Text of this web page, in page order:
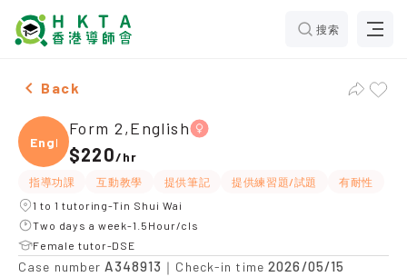
搜索
Female Form 2,English，Tin Shui Wai Tuition
Back
Engli
Form 2,English
$220/hr
指導功課 互動教學 提供筆記 提供練習題/試題
有耐性
1 to 1 tutoring-Tin Shui Wai
Two days a week-1.5Hour/cls
Female tutor-DSE
Case number A348913 ｜Check-in time2026/05/15